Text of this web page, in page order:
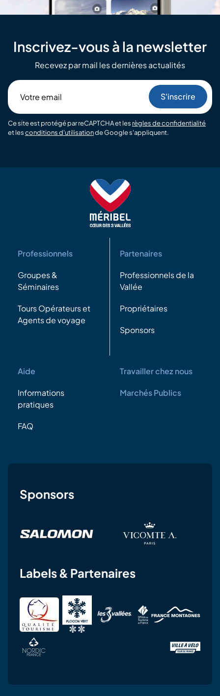
Inscrivez-vous à la newsletter
Recevez par mail les dernières actualités
email
Ce site est protégé par reCAPTCHA et les règles de confidentialité
et lesconditions d'utilisationde Google s'appliquent.
Professionnels
Groupes &
Séminaires
Tours Opérateurs et
Agents de voyage
Partenaires
Professionnels de la
Vallée
Propriétaires
Sponsors
Aide
Informations
pratiques
FAQ
Travailler chez nous
Marchés Publics
Sponsors
Labels & Partenaires